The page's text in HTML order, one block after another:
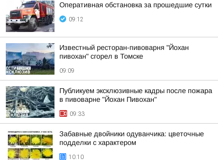
Оперативная обстановка за прошедшие сутки
09:12
Известный ресторан-пивоварня "Йохан
пивохан" сгорел в Томске
09:09
Публикуем эксклюзивные кадры после пожара
в пивоварне "Йохан Пивохан"
09:33
Забавные двойники одуванчика: цветочные
подделки с характером
10:10